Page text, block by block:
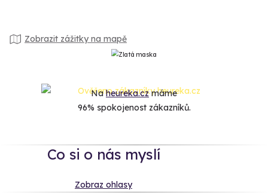
Zobrazit zážitky na mapě
Naheureka.czmáme
96% spokojenost zákazníků.
Co si o nás myslí
Zobraz ohlasy